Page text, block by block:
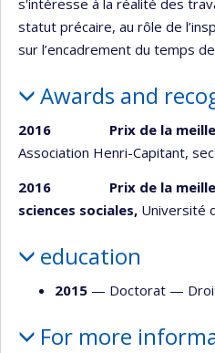
statut précaire, au rôle de
sur l’encadrement du temps
Awards and
2016 Prix de la
Association Henri-Capitant,
2016 Prix de la
sciences sociales, Université
education
2015 — Doctorat —
For more